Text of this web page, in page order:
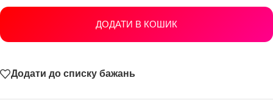
ДОДАТИ В КОШИК
Додати до списку бажань